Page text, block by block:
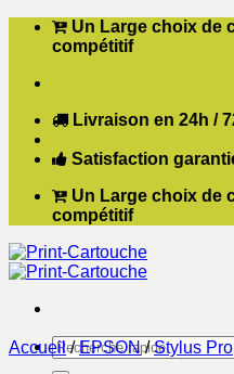
Passer Un Large choix de
compétitif
Livraison en 24h /
Satisfaction
Un Large choix de
compétitif
Recherche
pour :
Accueil / EPSON / Stylus Pro